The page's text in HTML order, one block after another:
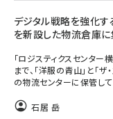
デジタル戦略を強化
を新設した物流倉庫
「ロジスティクスセンタ
まで、「洋服の青山」と「
の物流センターに保管し
石居 岳